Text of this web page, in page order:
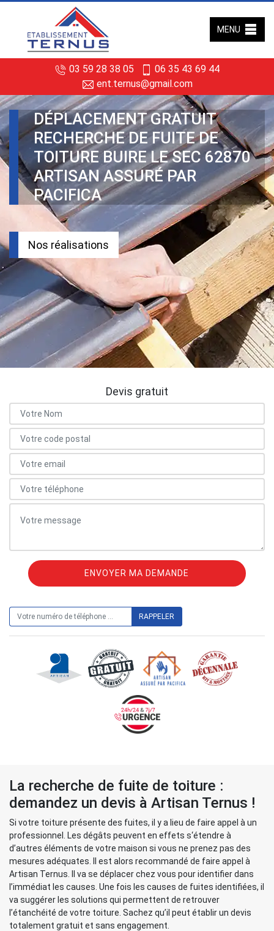
03 59 28 38 05
06 35 43 69 44
ent.ternus@gmail.com
MENU
DÉPLACEMENT GRATUIT
RECHERCHE DE FUITE DE
TOITURE BUIRE LE SEC 62870
ARTISAN ASSURÉ PAR
PACIFICA
Nos réalisations
Devis gratuit
La recherche de fuite de toiture :
demandez un devis à Artisan Ternus !
Si votre toiture présente des fuites, il y a lieu de faire appel à un
professionnel. Les dégâts peuvent en effets s‘étendre à
d’autres éléments de votre maison si vous ne prenez pas des
mesures adéquates. Il est alors recommandé de faire appel à
Artisan Ternus. Il va se déplacer chez vous pour identifier dans
l’immédiat les causes. Une fois les causes de fuites identifiées, il
va suggérer les solutions qui permettent de retrouver
l’étanchéité de votre toiture. Sachez qu’il peut établir un devis
totalement gratuit et sans engagement.